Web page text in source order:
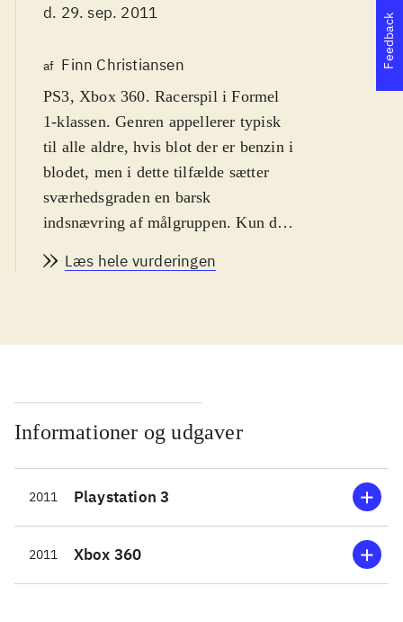
d. 29. sep. 2011
af Finn Christiansen
PS3, Xbox 360. Racerspil i Formel
1-klassen. Genren appellerer typisk
til alle aldre, hvis blot der er benzin i
blodet, men i dette tilfælde sætter
sværhedsgraden en barsk
indsnævring af målgruppen. Kun de
være med, og man skal være mindst
bilernes indstillinger. Sproget er
Sidste år startede Codemasters en ny
F1-serie til spillekonsollerne og pc.
Spillet blev berømt og berygtet for
den ultrahøje realisme og stejle
indlæringskurve. Her i 2011-
versionen bygger Codemasters videre
på den realistiske tilgang. Man kan
Læs hele vurderingen
Informationer og udgaver
2011 Playstation 3
2011 Xbox 360
Feedback